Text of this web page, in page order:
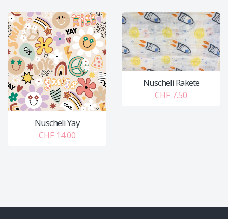
Nuscheli Yay
CHF 14.00
Nuscheli Rakete
CHF 7.50